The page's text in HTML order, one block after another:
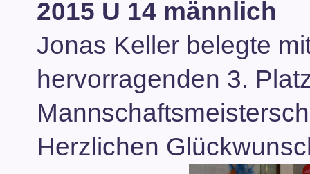
2015 U 14 männlich
Jonas Keller belegte
hervorragenden 3.
Herzlichen